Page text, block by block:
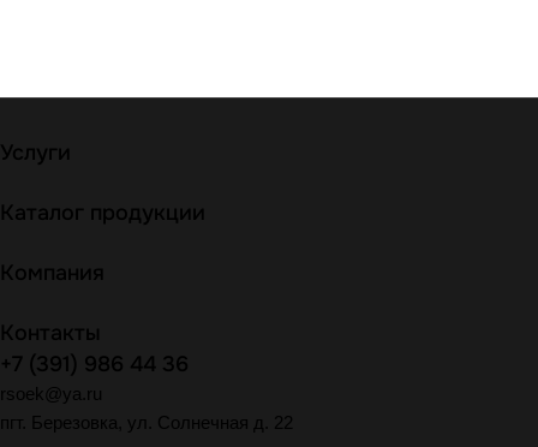
Услуги
Каталог продукции
Компания
Контакты
+7 (391) 986 44 36
rsoek@ya.ru
пгт. Березовка, ул. Солнечная д. 22